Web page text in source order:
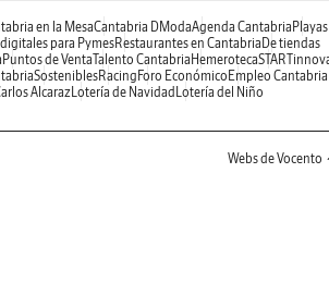
en la MesaCantabria DModaAgenda CantabriaPlayas
para PymesRestaurantes en CantabriaDe tiendas
Puntos de VentaTalento CantabriaHemeroteca
SosteniblesRacingForo EconómicoEmpleo Cantabria
AlcarazLotería de NavidadLotería del Niño
Webs de Vocento